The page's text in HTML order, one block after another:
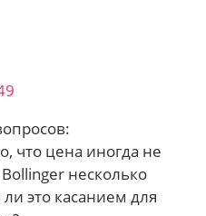
что цена иногда не
несколько
это касанием для